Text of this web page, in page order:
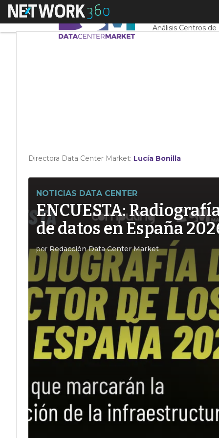
Menú
Análisis Centros
Directora Data Center Market: Lucía Bonilla
NOTICIAS DATA CENTER
ENCUESTA:
de datos en España
por Redacción Data Center Market